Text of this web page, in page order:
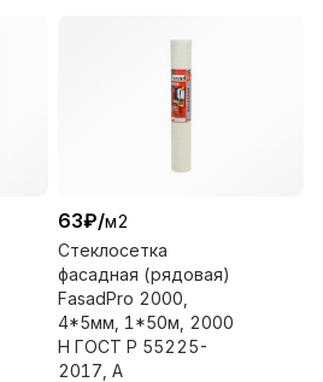
63₽/м2
Стеклосетка
фасадная (рядовая)
FasadPro 2000,
4*5мм, 1*50м, 2000
Н ГОСТ Р 55225-
2017, А